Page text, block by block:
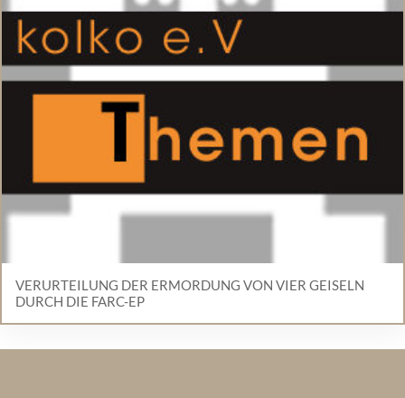
VERURTEILUNG DER ERMORDUNG VON VIER GEISELN
DURCH DIE FARC-EP